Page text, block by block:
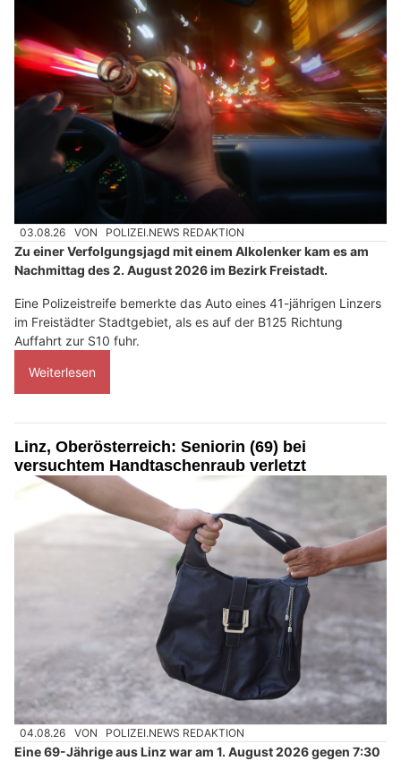
03.08.26 VON POLIZEI.NEWS REDAKTION
Zu einer Verfolgungsjagd mit einem Alkolenker kam es am
Nachmittag des 2. August 2026 im Bezirk Freistadt.
Eine Polizeistreife bemerkte das Auto eines 41-jährigen Linzers
im Freistädter Stadtgebiet, als es auf der B125 Richtung
Auffahrt zur S10 fuhr.
Weiterlesen
Linz, Oberösterreich: Seniorin (69) bei
versuchtem Handtaschenraub verletzt
04.08.26 VON POLIZEI.NEWS REDAKTION
Eine 69-Jährige aus Linz war am 1. August 2026 gegen 7:30